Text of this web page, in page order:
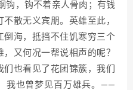
钩，钩不着亲人骨肉；有钱
散无义宾朋。英雄至此，
倒海，抵挡不住饥寒穷三个
又何况一帮说相声的呢？
也看见了花团锦簇，我们
我也曾梦见百万雄兵。——